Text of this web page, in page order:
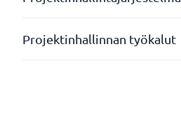
Aikapäiväkirja
Analyysi ja raportit
Projektinhallinnan työkalut